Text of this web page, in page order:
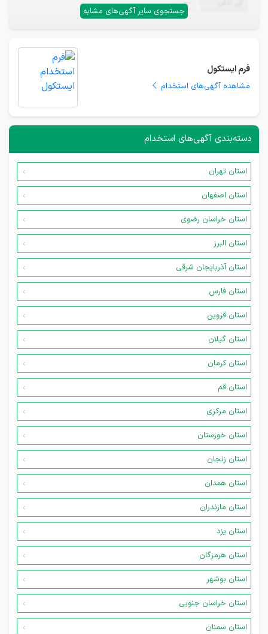
جستجوی سایر آگهی‌های مشابه
—
فرم ایستکول
مشاهده آگهی‌های استخدام
دسته‌بندی آگهی‌های استخدام
استان تهران
استان اصفهان
استان خراسان رضوی
استان البرز
استان آذربایجان شرقی
استان فارس
استان قزوین
استان گیلان
استان کرمان
استان قم
استان مرکزی
استان خوزستان
استان زنجان
استان همدان
استان مازندران
استان یزد
استان هرمزگان
استان بوشهر
استان خراسان جنوبی
استان سمنان